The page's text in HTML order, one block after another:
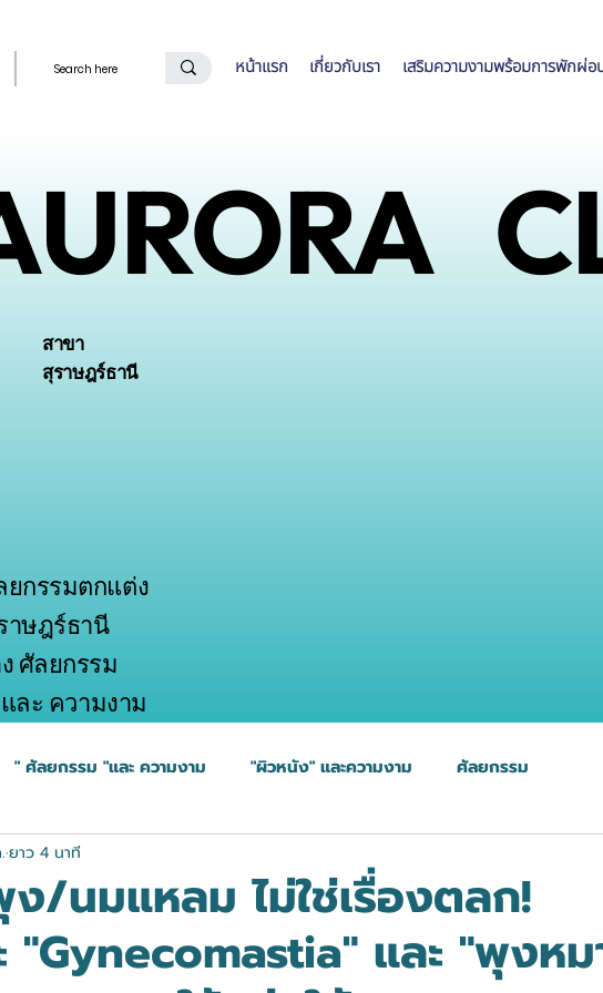
หน้าแรก เกี่ยวกับเรา เสริมความงามพร้อมการพักผ่อ
สาขา
สุราษฎร์ธานี
กรรมตกแต่ง
าษฎร์ธานี
ศัลยกรรม
ละ ความงาม
" ศัลยกรรม "และ ความงาม "ผิวหนัง" และความงาม ศัลยกรรม
/นมแหลม ไม่ใช่เรื่องตลก!
"Gynecomastia" และ "พุงหม
ยาว 4 นาที